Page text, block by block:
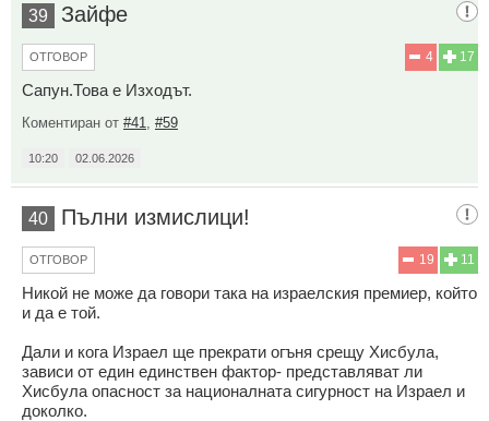
39 Зайфе
17
4
ОТГОВОР
Сапун.Това е Изходът.
Коментиран от #41 #59
10:20 02.06.2026
40 Пълни измислици!
11
19
ОТГОВОР
Никой не може да говори така на израелския премиер, който
и да е той.
Дали и кога Израел ще прекрати огъня срещу Хисбула,
зависи от един единствен фактор- представляват ли
Хисбула опасност за националната сигурност на Израел и
доколко.